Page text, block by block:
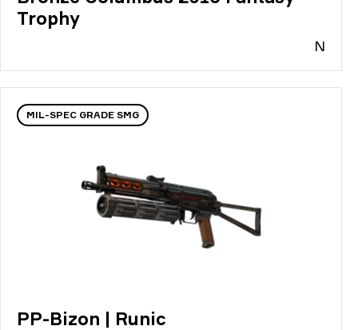
Trophy
N
MIL-SPEC GRADE SMG
PP-Bizon | Runic